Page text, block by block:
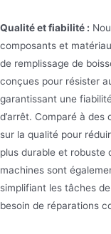
Qualité et fiabilité :
composants et
de remplissage de
conçues pour résister
garantissant une
d’arrêt. Comparé à
sur la qualité pour
plus durable et robuste
machines sont
simplifiant les tâches
besoin de réparations